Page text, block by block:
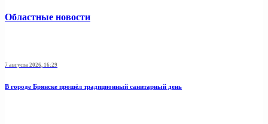
Областные новости
7 августа 2026, 16:29
В городе Брянске прошёл традиционный санитарный день